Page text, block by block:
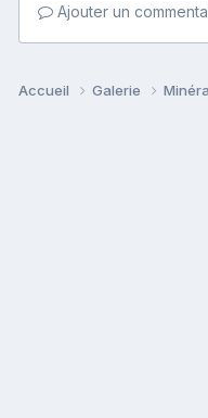
Ajouter un
Accueil Galerie